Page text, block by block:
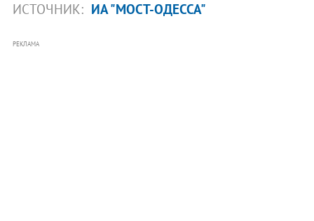
ИСТОЧНИК: ИА "МОСТ-ОДЕССА"
РЕКЛАМА